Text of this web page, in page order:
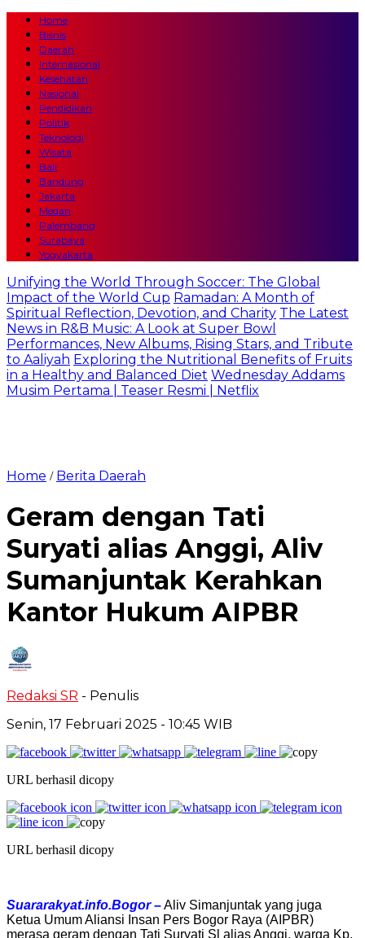
Home
Bisnis
Daerah
Internasional
Kesehatan
Nasional
Pendidikan
Politik
Teknologi
Wisata
Bali
Bandung
Jakarta
Medan
Palembang
Surabaya
Yogyakarta
Unifying the World Through Soccer: The Global
Impact of the World Cup Ramadan: A Month of
Spiritual Reflection, Devotion, and Charity The Latest
News in R&B Music: A Look at Super Bowl
Performances, New Albums, Rising Stars, and Tribute
to Aaliyah Exploring the Nutritional Benefits of Fruits
in a Healthy and Balanced Diet Wednesday Addams
Musim Pertama | Teaser Resmi | Netflix
Home / Berita Daerah
Geram dengan Tati
Suryati alias Anggi, Aliv
Sumanjuntak Kerahkan
Kantor Hukum AIPBR
Redaksi SR - Penulis
Senin, 17 Februari 2025 - 10:45 WIB
URL berhasil dicopy
URL berhasil dicopy
Suararakyat.info.Bogor –Aliv Simanjuntak yang juga
Ketua Umum Aliansi Insan Pers Bogor Raya (AIPBR)
merasa geram dengan Tati Suryati Sl alias Anggi, warga Kp.